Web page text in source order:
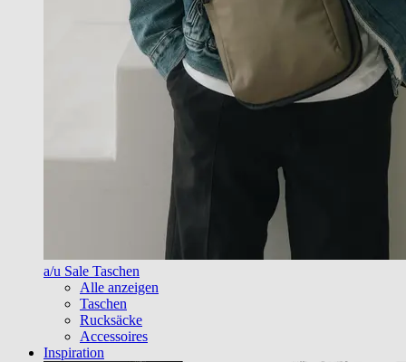
a/u Sale Taschen
Alle anzeigen
Taschen
Rucksäcke
Accessoires
Inspiration